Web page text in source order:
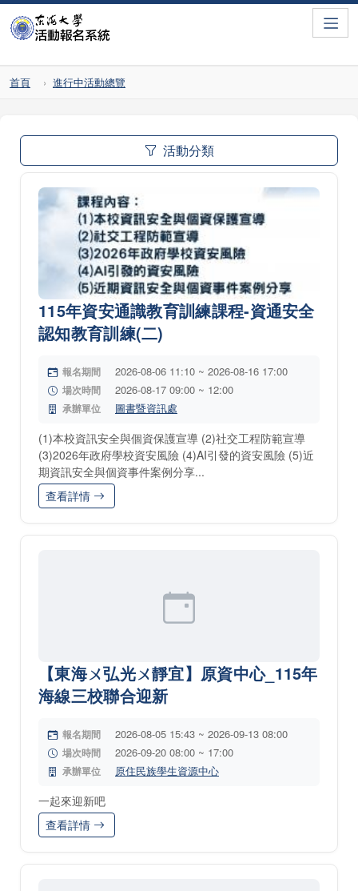
首頁 進行中活動總覽
活動分類
115年資安通識教育訓練課程-資通安全
認知教育訓練(二)
報名期間 2026-08-06 11:10 ~ 2026-08-16 17:00
場次時間 2026-08-17 09:00 ~ 12:00
承辦單位 圖書暨資訊處
(1)本校資訊安全與個資保護宣導 (2)社交工程防範宣導
(3)2026年政府學校資安風險 (4)AI引發的資安風險 (5)近
期資訊安全與個資事件案例分享...
查看詳情
【東海ㄨ弘光ㄨ靜宜】原資中心_115年
海線三校聯合迎新
報名期間 2026-08-05 15:43 ~ 2026-09-13 08:00
場次時間 2026-09-20 08:00 ~ 17:00
承辦單位 原住民族學生資源中心
一起來迎新吧
查看詳情